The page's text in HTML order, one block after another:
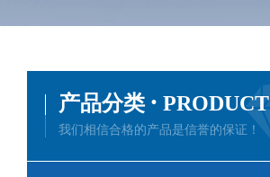
产品分类 · PRODUCT
我们相信合格的产品是信誉的保证！